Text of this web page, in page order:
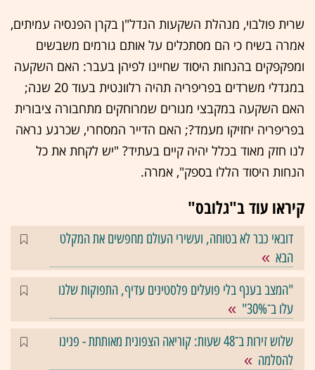
שרית פולבוי, מנהלת השקעות הנדל"ן בקרן הפנסיה עמיתים,
אמרה בשיח כי הם מסתכלים על אותם גורמים משבשים
ומפקפקים בהנחות היסוד שחיינו לפיהן בעבר: האם השקעה
במגדלי משרדים בפריפריה תהיה רלוונטית בעוד 20 שנה;
האם השקעה במקבצי מגורים שמרוחקים מתחבורה ציבורית
בפריפריה יחזיקו מעמד?; האם הדייר המסחרי, שכרגע נראה
לנו חזק מאוד בכלל יהיה קיים בעתיד? "יש לקחת את כל
הנחות היסוד הללו בספק", אמרה.
קיראו עוד ב"גלובס"
דובאי כבר לא בטוחה, ועשירי העולם מחפשים את המקלט
הבא
"המצב בענף בלי פועלים פלסטינים עדיף, התפוקות שלנו
עלו ב־30%"
שלוש זירות ב־48 שעות: קוריאה הצפונית מאותתת - פנינו
להסלמה